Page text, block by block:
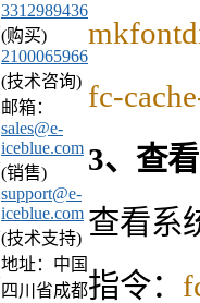
fc-
3、查
查看系
指令：
3312989436
(购买)
2100065966
(技术咨询)
邮箱：
sales@e-
iceblue.com
(销售)
support@e-
iceblue.com
(技术支持)
地址：中国
四川省成都